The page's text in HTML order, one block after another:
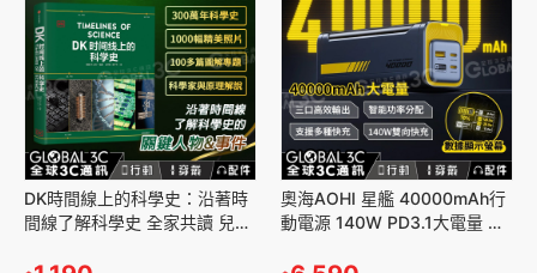
DK時間線上的科學史：沿著時
間線了解科學史 全家共讀 兒童
奧海AOHI 星艦 40000mAh行
動電源 140W PD3.1大電量 超